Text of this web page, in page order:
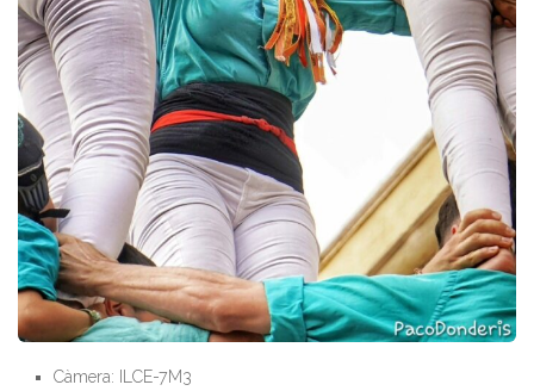
Càmera: ILCE-7M3